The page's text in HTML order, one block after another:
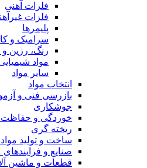
فلزات آهنی
فلزات
پلیمرها
سرامیک و
رنگ، رزین
مواد
سایر مواد
انتخاب مواد
بازرسی فنی و
جوشکاری
خوردگی و حفاظت
ریخته گری
ساخت و تولید
صنایع و
قطعات و ماشین